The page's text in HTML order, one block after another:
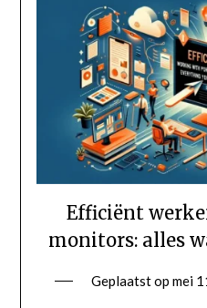
Efficiënt
monitors: alles
Geplaatst op mei